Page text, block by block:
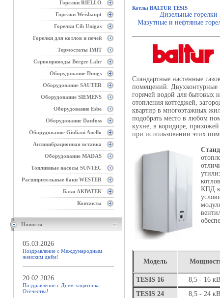
Горелки RIELLO
Горелки Weishaupt
Горелки Cib Unigas
Горелки для котлов и печей
Термостаты IMIT
Сервоприводы Berger Lahr
Оборудование Dungs
Оборудование SAUTER
Оборудование SIEMENS
Оборудование Esbe
Оборудование Danfoss
Оборудование Giuliani Anello
Антивибрационная вставка
Оборудование MADAS
Топливные насосы SUNTEC
Расширительные баки WESTER
Баки АКВАТЕК
Контакты
Новости
05.03.2026
Поздравление с Международным
женским днём!
20.02.2026
Поздравление с Днем защитника
Отечества!
Котлы BALTUR TESIS
Дизельные горелки
Мазутные и нефтяные
Стандартные настенные
помещений. Двухконтурные
горячей водой для бытовых
отопления коттеджей,
квартир в многоэтажных
подобрать место в любом
кухне, в коридоре,
при использовании этих
КПД
Модель
TESIS 16
8,5 - 16
TESIS 24
8,5 - 24